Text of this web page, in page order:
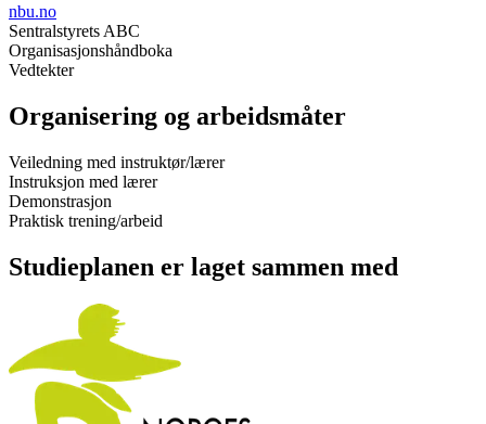
nbu.no
Sentralstyrets ABC
Organisasjonshåndboka
Vedtekter
Organisering og arbeidsmåter
Veiledning med instruktør/lærer
Instruksjon med lærer
Demonstrasjon
Praktisk trening/arbeid
Studieplanen er laget sammen med